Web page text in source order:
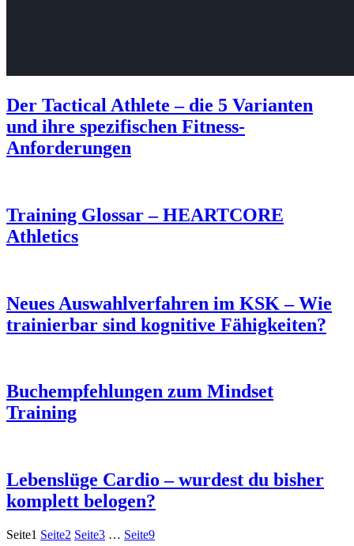
Der Tactical Athlete – die 5 Varianten
und ihre spezifischen Fitness-
Anforderungen
Training Glossar – HEARTCORE
Athletics
Neues Auswahlverfahren im KSK – Wie
trainierbar sind kognitive Fähigkeiten?
Buchempfehlungen zum Mindset
Training
Lebenslüge Cardio – wurdest du bisher
komplett belogen?
Seite1 Seite2 Seite3 … Seite9